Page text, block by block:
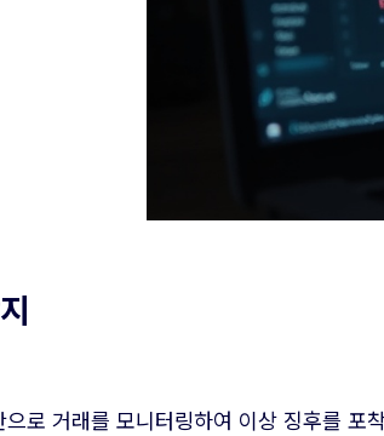
로 거래를 모니터링하여 이상 징후를 포